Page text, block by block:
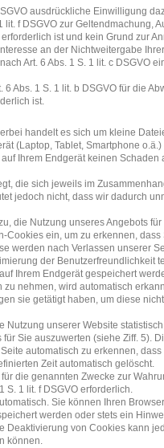
ausdrückliche Einwilligung
lit. f DSGVO zur Geltendmachung,
ist und kein Grund zur
an der Nichtweitergabe
Art. 6 Abs. 1 S. 1 lit. c DSGVO
Abs. 1 S. 1 lit. b DSGVO für die
ist.
handelt es sich um kleine
(Laptop, Tablet, Smartphone
Ihrem Endgerät keinen Schaden
die sich jeweils im
jedoch nicht, dass wir dadurch
die Nutzung unseres Angebots
Cookies ein, um zu erkennen,
werden nach Verlassen unserer
der Benutzerfreundlichkeit
Ihrem Endgerät gespeichert
nehmen, wird automatisch
sie getätigt haben, um diese
Nutzung unserer Website
Sie auszuwerten (siehe Ziff. 5).
automatisch zu erkennen,
Zeit automatisch gelöscht.
die genannten Zwecke zur
S. 1 lit. f DSGVO erforderlich.
Sie können Ihren
werden oder stets ein
von Cookies kann
können.